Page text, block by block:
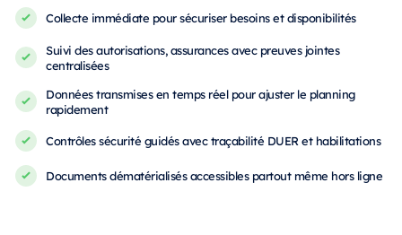
Collecte immédiate pour sécuriser besoins et disponibilités
Suivi des autorisations, assurances avec preuves jointes
centralisées
Données transmises en temps réel pour ajuster le planning
rapidement
Contrôles sécurité guidés avec traçabilité DUER et habilitations
Documents dématérialisés accessibles partout même hors ligne